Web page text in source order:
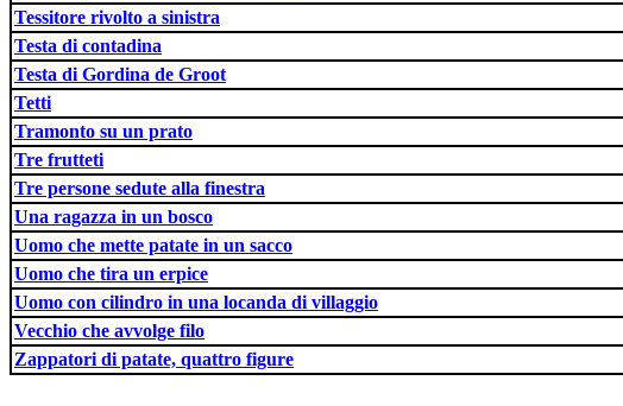
Tessitore rivolto a sinistra
Testa di contadina
Testa di Gordina de Groot
Tetti
Tramonto su un prato
Tre frutteti
Tre persone sedute alla finestra
Una ragazza in un bosco
Uomo che mette patate in un sacco
Uomo che tira un erpice
Uomo con cilindro in una locanda di villaggio
Vecchio che avvolge filo
Zappatori di patate, quattro figure